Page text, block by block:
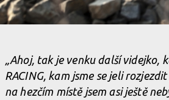
„Ahoj, tak je venku další videjko,
RACING, kam jsme se jeli
na hezčím místě jsem asi ještě